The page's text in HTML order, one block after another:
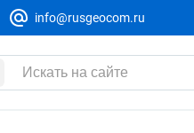
info@rusgeocom.ru